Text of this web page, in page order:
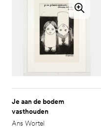
Je aan de bodem
vasthouden
Ans Wortel